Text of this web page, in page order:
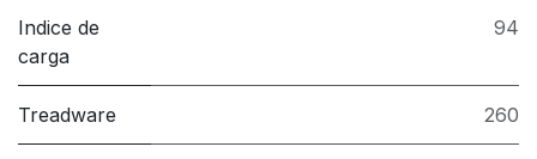
Indice de
carga
94
Treadware 260